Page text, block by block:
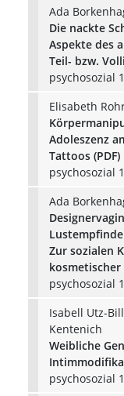
Ada
Die nackte
Aspekte des
Teil- bzw.
psychosozial
Elisabeth
Adoleszenz
Tattoos (PDF)
psychosozial
Ada
Zur sozialen
kosmetischer
psychosozial
Isabell Utz-
Kentenich
Weibliche
psychosozial